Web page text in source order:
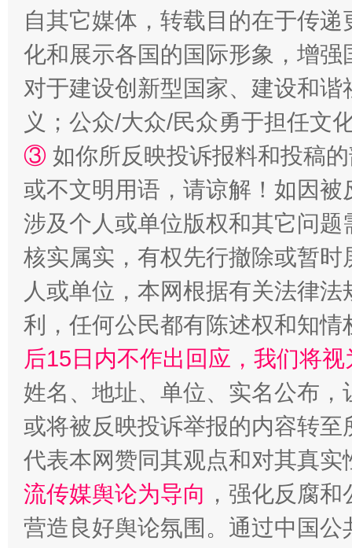
招工难、用工荒背后
网上购药对药下症？
自其它媒体，转载目的在于传
化和展示各国的国际形象，增
对于建设创新型国家、建设和
义；公众/大众/民众勇于担任文
③ 如你所反映投诉报料和投稿
或不文明用语，请谅解！如因
涉及个人或单位版权和其它问题
核实属实，有权先行撤除或暂
人或单位，本网根据有关法律
利，任何公民都有陈述权和知情
后15日内不作出回应，我们将
姓名、地址、单位、实名公布
或将被反映投诉举报的内容转
代表本网赞同其观点和对其真实
流传媒舆论为导向 ，强化反腐
营造良好舆论氛围。通过中国